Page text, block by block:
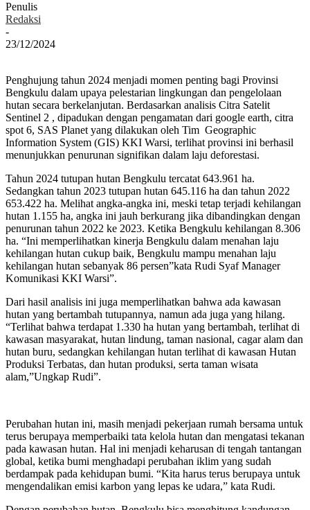
Penulis
Redaksi
-
23/12/2024
Penghujung tahun 2024 menjadi momen penting bagi Provinsi
Bengkulu dalam upaya pelestarian lingkungan dan pengelolaan
hutan secara berkelanjutan. Berdasarkan analisis Citra Satelit
Sentinel 2 , dipadukan dengan pengamatan dari google earth, citra
spot 6, SAS Planet yang dilakukan oleh Tim Geographic
Information System (GIS) KKI Warsi, terlihat provinsi ini berhasil
menunjukkan penurunan signifikan dalam laju deforestasi.
Tahun 2024 tutupan hutan Bengkulu tercatat 643.961 ha.
Sedangkan tahun 2023 tutupan hutan 645.116 ha dan tahun 2022
653.422 ha. Melihat angka-angka ini, meski tetap terjadi kehilangan
hutan 1.155 ha, angka ini jauh berkurang jika dibandingkan dengan
penurunan tahun 2022 ke 2023. Ketika Bengkulu kehilangan 8.306
ha. “Ini memperlihatkan kinerja Bengkulu dalam menahan laju
kehilangan hutan cukup baik, Bengkulu mampu menahan laju
kehilangan hutan sebanyak 86 persen”kata Rudi Syaf Manager
Komunikasi KKI Warsi”.
Dari hasil analisis ini juga memperlihatkan bahwa ada kawasan
hutan yang bertambah tutupannya, namun ada juga yang hilang.
“Terlihat bahwa terdapat 1.330 ha hutan yang bertambah, terlihat di
kawasan masyarakat, hutan lindung, taman nasional, cagar alam dan
hutan buru, sedangkan kehilangan hutan terlihat di kawasan Hutan
Produksi Terbatas, dan hutan produksi, serta taman wisata
alam,”Ungkap Rudi”.
Perubahan hutan ini, masih menjadi pekerjaan rumah bersama untuk
terus berupaya memperbaiki tata kelola hutan dan mengatasi tekanan
pada kawasan hutan. Hal ini menjadi keharusan di tengah tantangan
global, ketika bumi menghadapi perubahan iklim yang sudah
berdampak pada kehidupan bumi. “Kita harus terus berupaya untuk
mengendalikan emisi karbon yang lepas ke udara,” kata Rudi.